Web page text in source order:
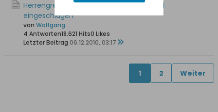
Herrengrebin 1657: Mit der Axt die Schädel
eingeschlagen
von Wolfgang
4 Antworten18.621 Hits0 Likes
Letzter Beitrag 06.12.2010, 03:17
1 2 Weiter